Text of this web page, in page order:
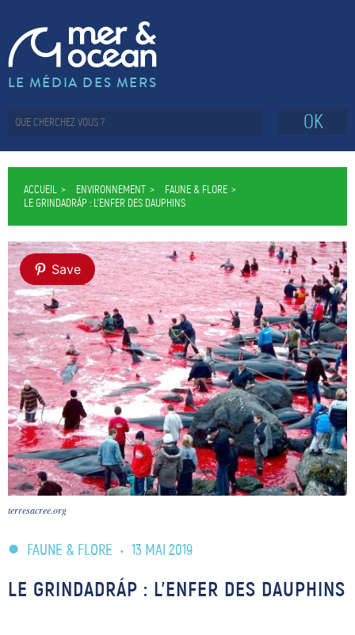
LE MÉDIA DES MERS
OK
ACCUEIL ENVIRONNEMENT
FAUNE & FLORE
LE GRINDADRÁP : L’ENFER DES DAUPHINS
Save
terresacree.org
FAUNE & FLORE • 13 MAI 2019
LE GRINDADRÁP : L’ENFER DES DAUPHINS